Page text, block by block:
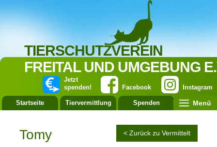
TIERSCHUTZVEREIN
FREITAL UND UMGEBUNG
Instagram
Facebook
Jetzt
spenden!
Startseite Tiervermittlung Spenden Menü
Tomy < Zurück zu Vermittelt